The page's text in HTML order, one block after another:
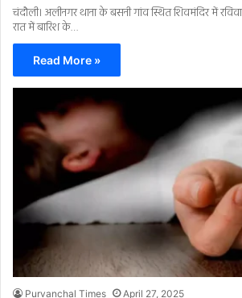
चंदौली। अलीनगर थाना के बसनी गांव स्थित शिवमंदिर में
रात में बारिश के…
Read More »
Purvanchal Times April 27, 2025